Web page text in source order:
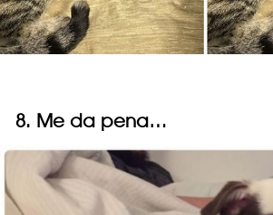
8. Me da pena…